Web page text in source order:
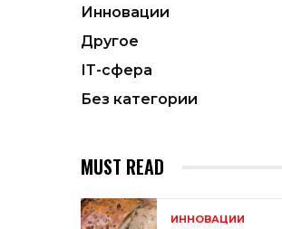
Инновации
Другое
ІТ-сфера
Без категории
MUST READ
ИННОВАЦИИ